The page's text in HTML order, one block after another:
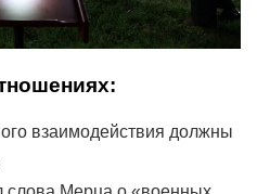
взаимодействия должны